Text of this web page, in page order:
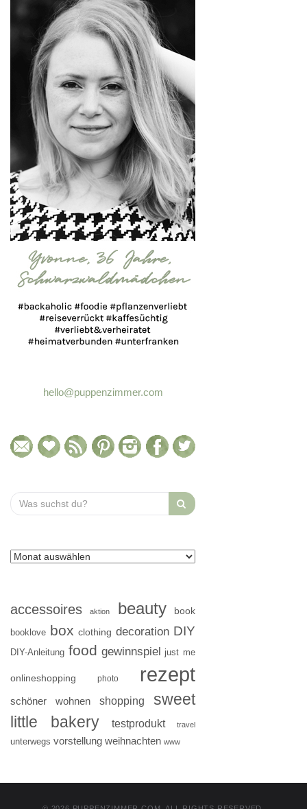
hello@puppenzimmer.com
Search
for:
accessoires aktion beauty book
booklove box clothing decoration DIY
DIY-Anleitung food gewinnspiel just me
onlineshopping photo rezept
schöner wohnen shopping
sweet
little bakery
testprodukt travel
unterwegs vorstellung weihnachten www